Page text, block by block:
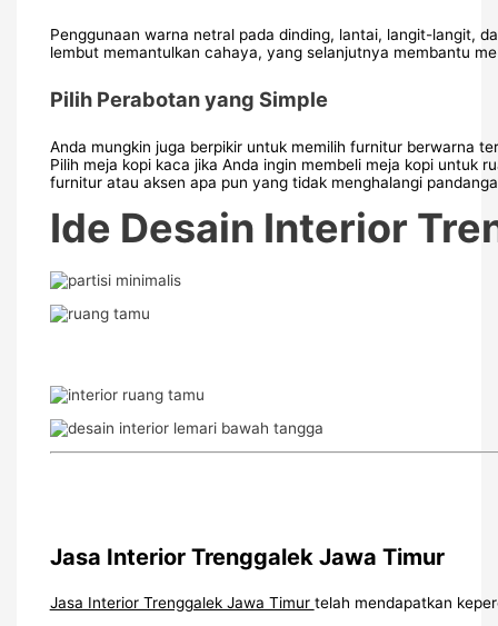
Penggunaan warna netral pada dinding, lantai, langit-langit,
lembut memantulkan cahaya, yang selanjutnya membantu
Pilih Perabotan yang Simple
Anda mungkin juga berpikir untuk memilih furnitur berwarna
Pilih meja kopi kaca jika Anda ingin membeli meja kopi untuk
furnitur atau aksen apa pun yang tidak menghalangi
Ide Desain Interior
Jasa Interior Trenggalek Jawa Timur
Jasa Interior Trenggalek Jawa Timur telah mendapatkan